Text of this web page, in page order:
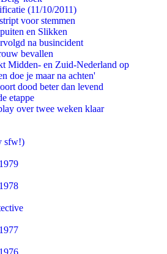
(11/10/2011)
voor stemmen
en Slikken
na busincident
bevallen
Midden- en Zuid-Nederland op
doe je maar na achten'
dood beter dan levend
etappe
over twee weken klaar
sfw!)